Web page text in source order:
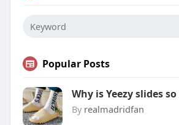
Popular Posts
Why is Yeezy slides
By realmadridfan